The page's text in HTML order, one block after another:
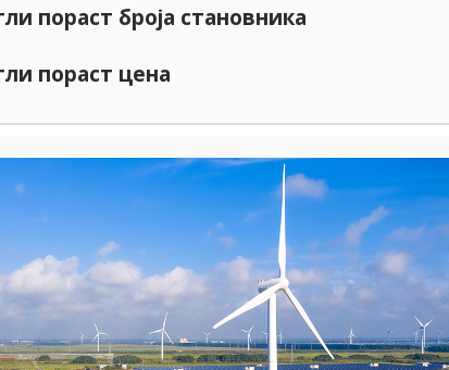
пораст броја становника
пораст цена